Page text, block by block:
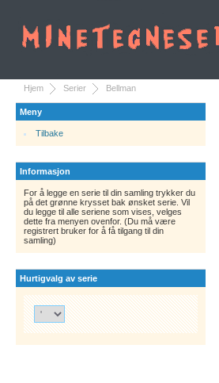
Hjem Serier Bellman
Meny
Tilbake
Informasjon
For å legge en serie til din samling trykker du
på det grønne krysset bak ønsket serie. Vil
du legge til alle seriene som vises, velges
dette fra menyen ovenfor. (Du må være
registrert bruker for å få tilgang til din
samling)
Hurtigvalg av serie